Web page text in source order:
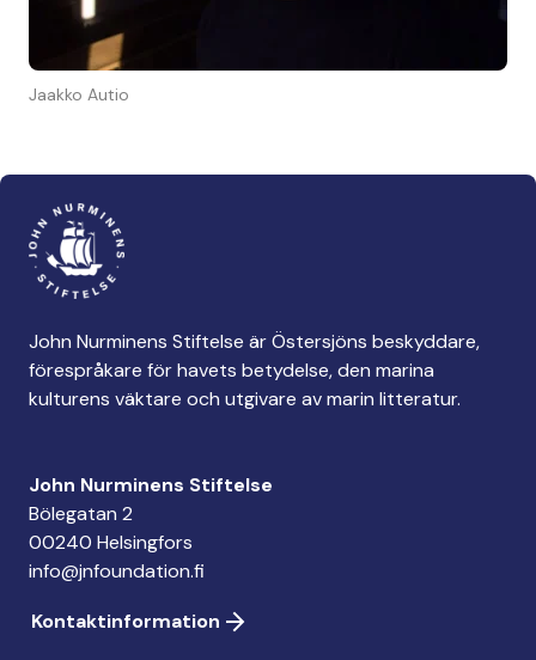
Jaakko Autio
John Nurminens Stiftelse är Östersjöns beskyddare,
förespråkare för havets betydelse, den marina
kulturens väktare och utgivare av marin litteratur.
John Nurminens Stiftelse
Bölegatan 2
00240 Helsingfors
info@jnfoundation.fi
Kontaktinformation